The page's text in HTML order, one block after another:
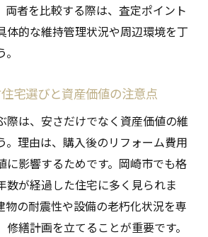
両者を比較する際は、査定ポイント
体的な維持管理状況や周辺環境を丁
宅選びと資産価値の注意点
際は、安さだけでなく資産価値の維
。理由は、購入後のリフォーム費用
に影響するためです。岡崎市でも格
数が経過した住宅に多く見られま
物の耐震性や設備の老朽化状況を専
繕計画を立てることが重要です。